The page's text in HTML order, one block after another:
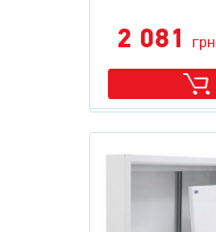
2 081 грн